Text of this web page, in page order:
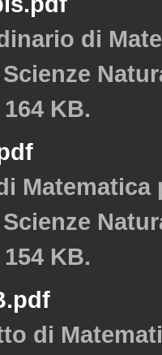
di
KB.
Matematica
KB.
di